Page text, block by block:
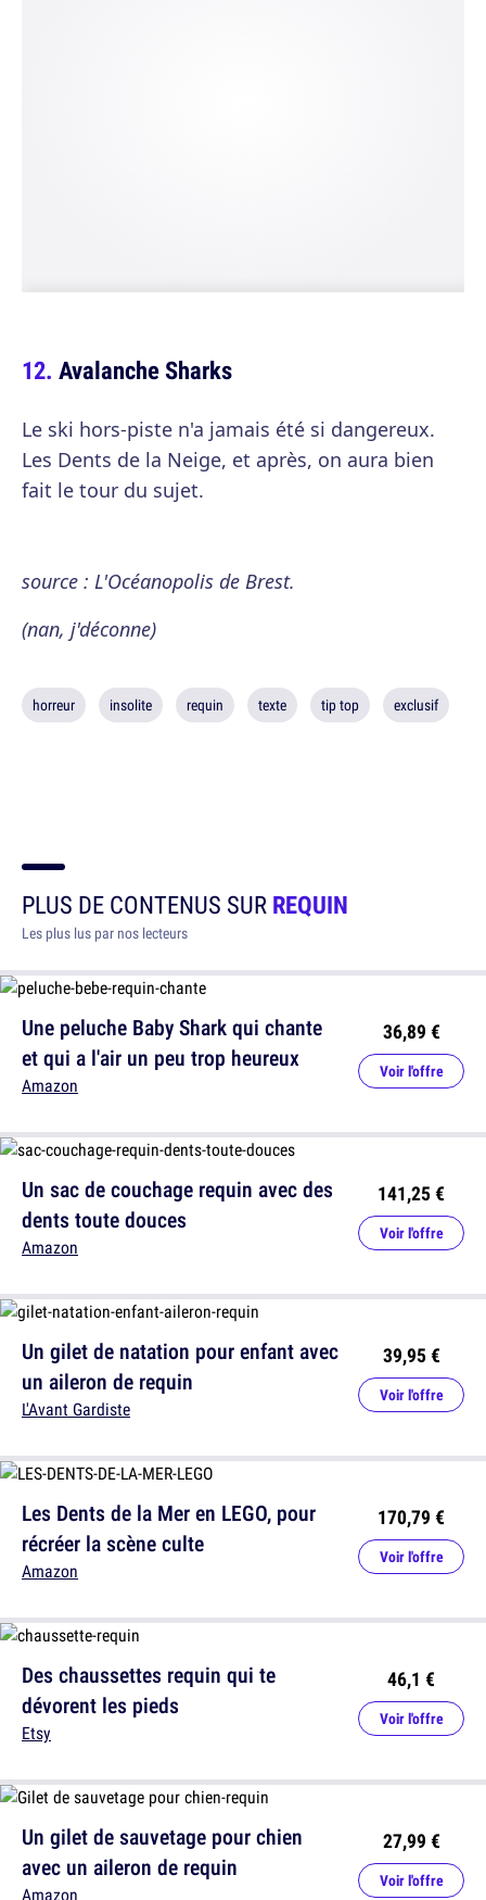
Avalanche Sharks
Le ski hors-piste n'a jamais été si dangereux.
Les Dents de la Neige, et après, on aura bien
fait le tour du sujet.
source : L'Océanopolis de Brest.
(nan, j'déconne)
horreur insolite requin texte tip top exclusif
PLUS DE CONTENUS SURREQUIN
Les plus lus par nos lecteurs
Une peluche Baby Shark qui chante
et qui a l'air un peu trop heureux
Amazon
36,89 €
Voir l'offre
Les Dents de la Mer en LEGO, pour
récréer la scène culte
Amazon
170,79 €
Voir l'offre
Un gilet de sauvetage pour chien
avec un aileron de requin
Amazon
27,99 €
Voir l'offre
Un sac de couchage requin avec des
dents toute douces
Amazon
141,25 €
Voir l'offre
Un gilet de natation pour enfant avec
un aileron de requin
L'Avant Gardiste
39,95 €
Voir l'offre
Des chaussettes requin qui te
dévorent les pieds
Etsy
46,1 €
Voir l'offre